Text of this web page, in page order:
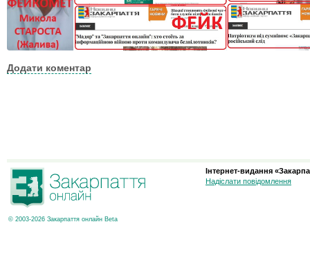
Додати коментар
© 2003-2026 Закарпаття онлайн Beta
Інтернет-видання
Надіслати повідомлення